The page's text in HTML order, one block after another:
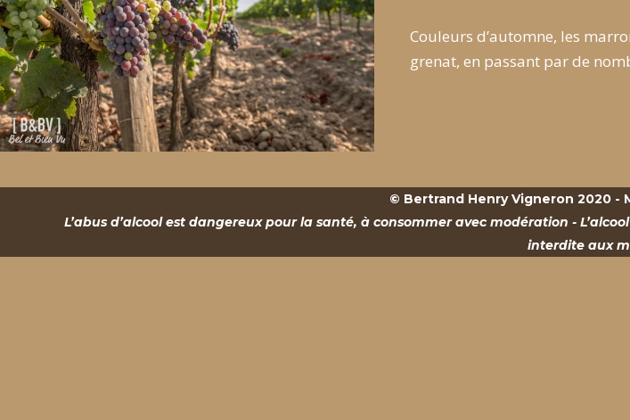
Couleurs d’automne, les
grenat, en passant par de
© Bertrand Henry Vigneron 2020 -
L’abus d’alcool est dangereux pour la santé, à consommer avec modération -
interdite aux